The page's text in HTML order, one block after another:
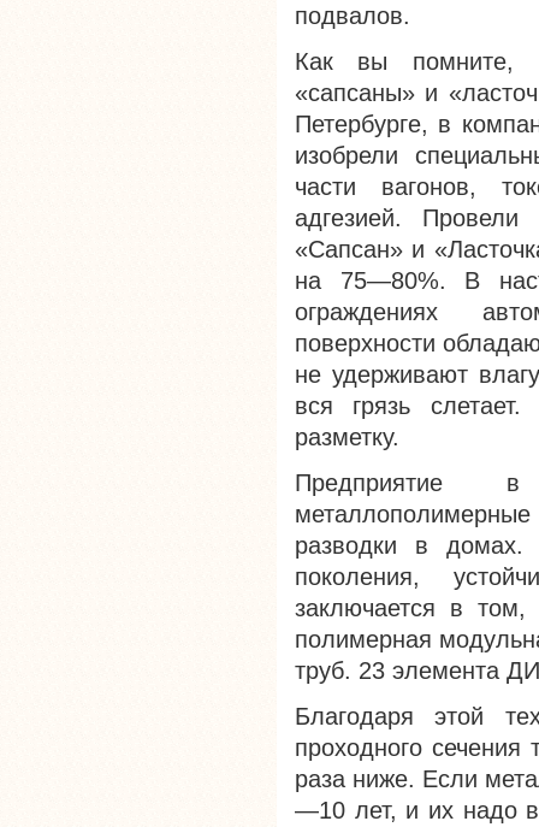
подвалов.
Как вы помните,
«сапсаны» и
Петербурге, в
изобрели
части вагонов,
адгезией. Провели
«Сапсан» и
на 75—80%. В
ограждениях
поверхности
не удерживают
вся грязь
разметку.
Предприятие
разводки в домах.
поколения,
заключается в
полимерная
труб. 23 элемента
Благодаря этой
проходного
раза ниже. Если
—10 лет, и их надо